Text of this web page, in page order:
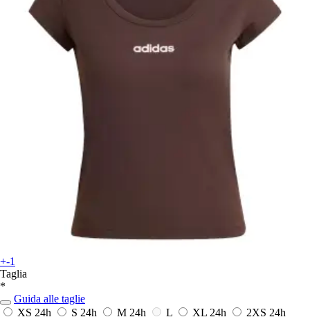
+-1
Taglia
*
Guida alle taglie
XS 24h S 24h M 24h L XL 24h 2XS 24h